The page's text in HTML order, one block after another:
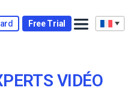
Free Trial
VIDÉO